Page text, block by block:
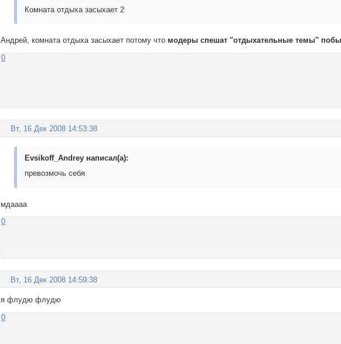
Комната отдыха засыхает 2
Андрей, комната отдыха засыхает потому что модеры спешат "отдыхательные темы"
0
Вт, 16 Дек 2008 14:53:38
Evsikoff_Andrey написал(а):
превозмочь себя
мдаааа
0
Вт, 16 Дек 2008 14:59:38
я флудю флудю
0